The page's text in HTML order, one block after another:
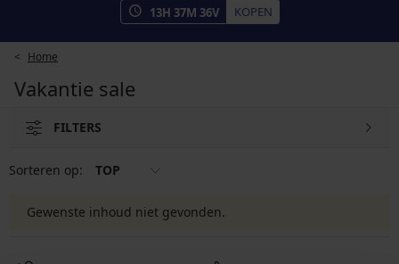
13H 37M 36V KOPEN
Home
Vakantie sale
FILTERS
Sorteren op: TOP
Gewenste inhoud niet gevonden.